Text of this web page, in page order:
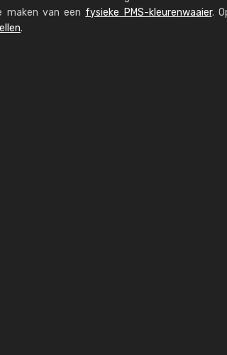
maken van een fysieke PMS-kleurenwaaier.
.